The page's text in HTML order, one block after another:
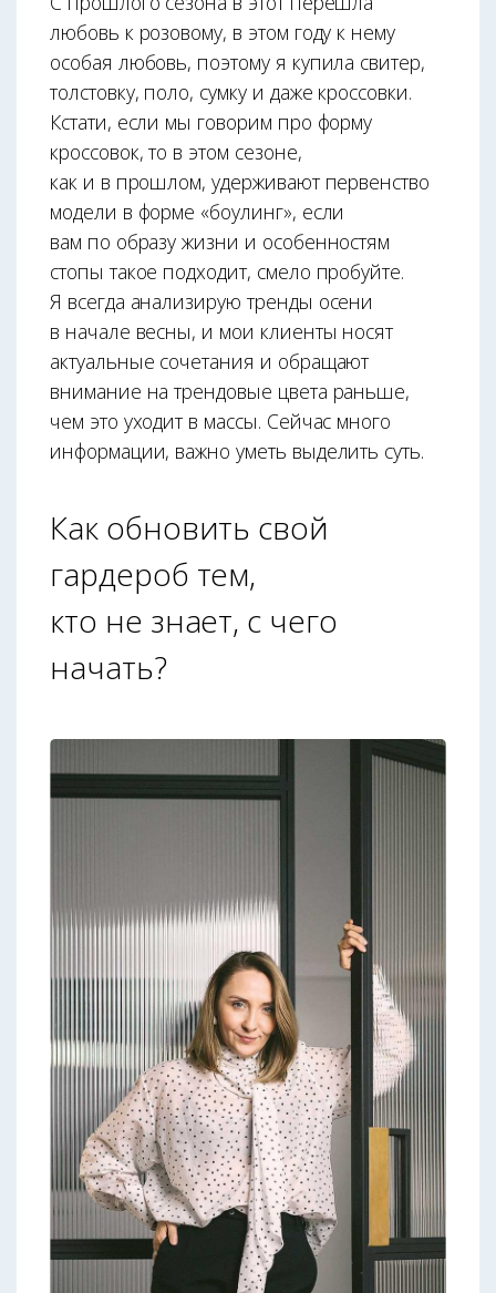
любовь к розовому, в этом году к нему
особая любовь, по­этому я купила свитер,
толстовку, поло, сумку и даже кроссовки.
Кстати, если мы говорим про форму
кроссовок, то в этом сезоне,
как и в прошлом, удерживают первенство
модели в форме «боулинг», если
вам по образу жизни и особенностям
стопы такое подходит, смело пробуйте.
Я всегда анализирую тренды осени
в начале весны, и мои клиенты носят
актуальные сочетания и обращают
внимание на трендовые цвета раньше,
чем это уходит в массы. Сейчас много
информации, важно уметь выделить суть.
Как обновить свой
гардероб тем,
кто не знает, с чего
начать?